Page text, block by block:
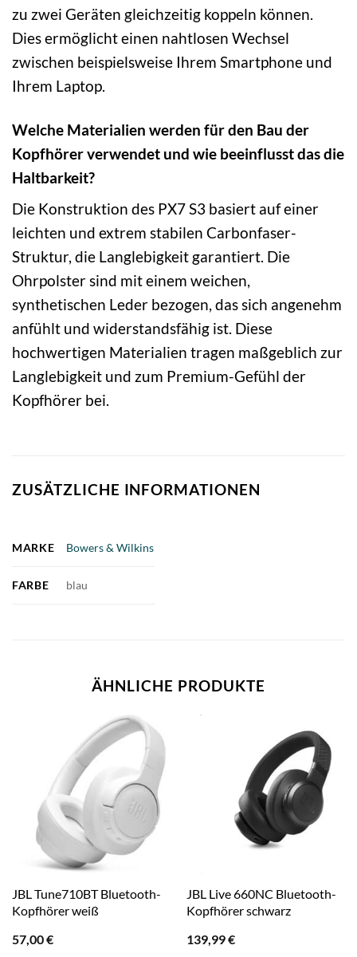
zu zwei Geräten gleichzeitig koppeln können.
Dies ermöglicht einen nahtlosen Wechsel
zwischen beispielsweise Ihrem Smartphone und
Ihrem Laptop.
Welche Materialien werden für den Bau der
Kopfhörer verwendet und wie beeinflusst das die
Haltbarkeit?
Die Konstruktion des PX7 S3 basiert auf einer
leichten und extrem stabilen Carbonfaser-
Struktur, die Langlebigkeit garantiert. Die
Ohrpolster sind mit einem weichen,
synthetischen Leder bezogen, das sich angenehm
anfühlt und widerstandsfähig ist. Diese
hochwertigen Materialien tragen maßgeblich zur
Langlebigkeit und zum Premium-Gefühl der
Kopfhörer bei.
ZUSÄTZLICHE INFORMATIONEN
MARKE Bowers & Wilkins
FARBE blau
ÄHNLICHE PRODUKTE
JBL Tune710BT Bluetooth-
Kopfhörer weiß
57,00€
JBL Live 660NC Bluetooth-
Kopfhörer schwarz
139,99€